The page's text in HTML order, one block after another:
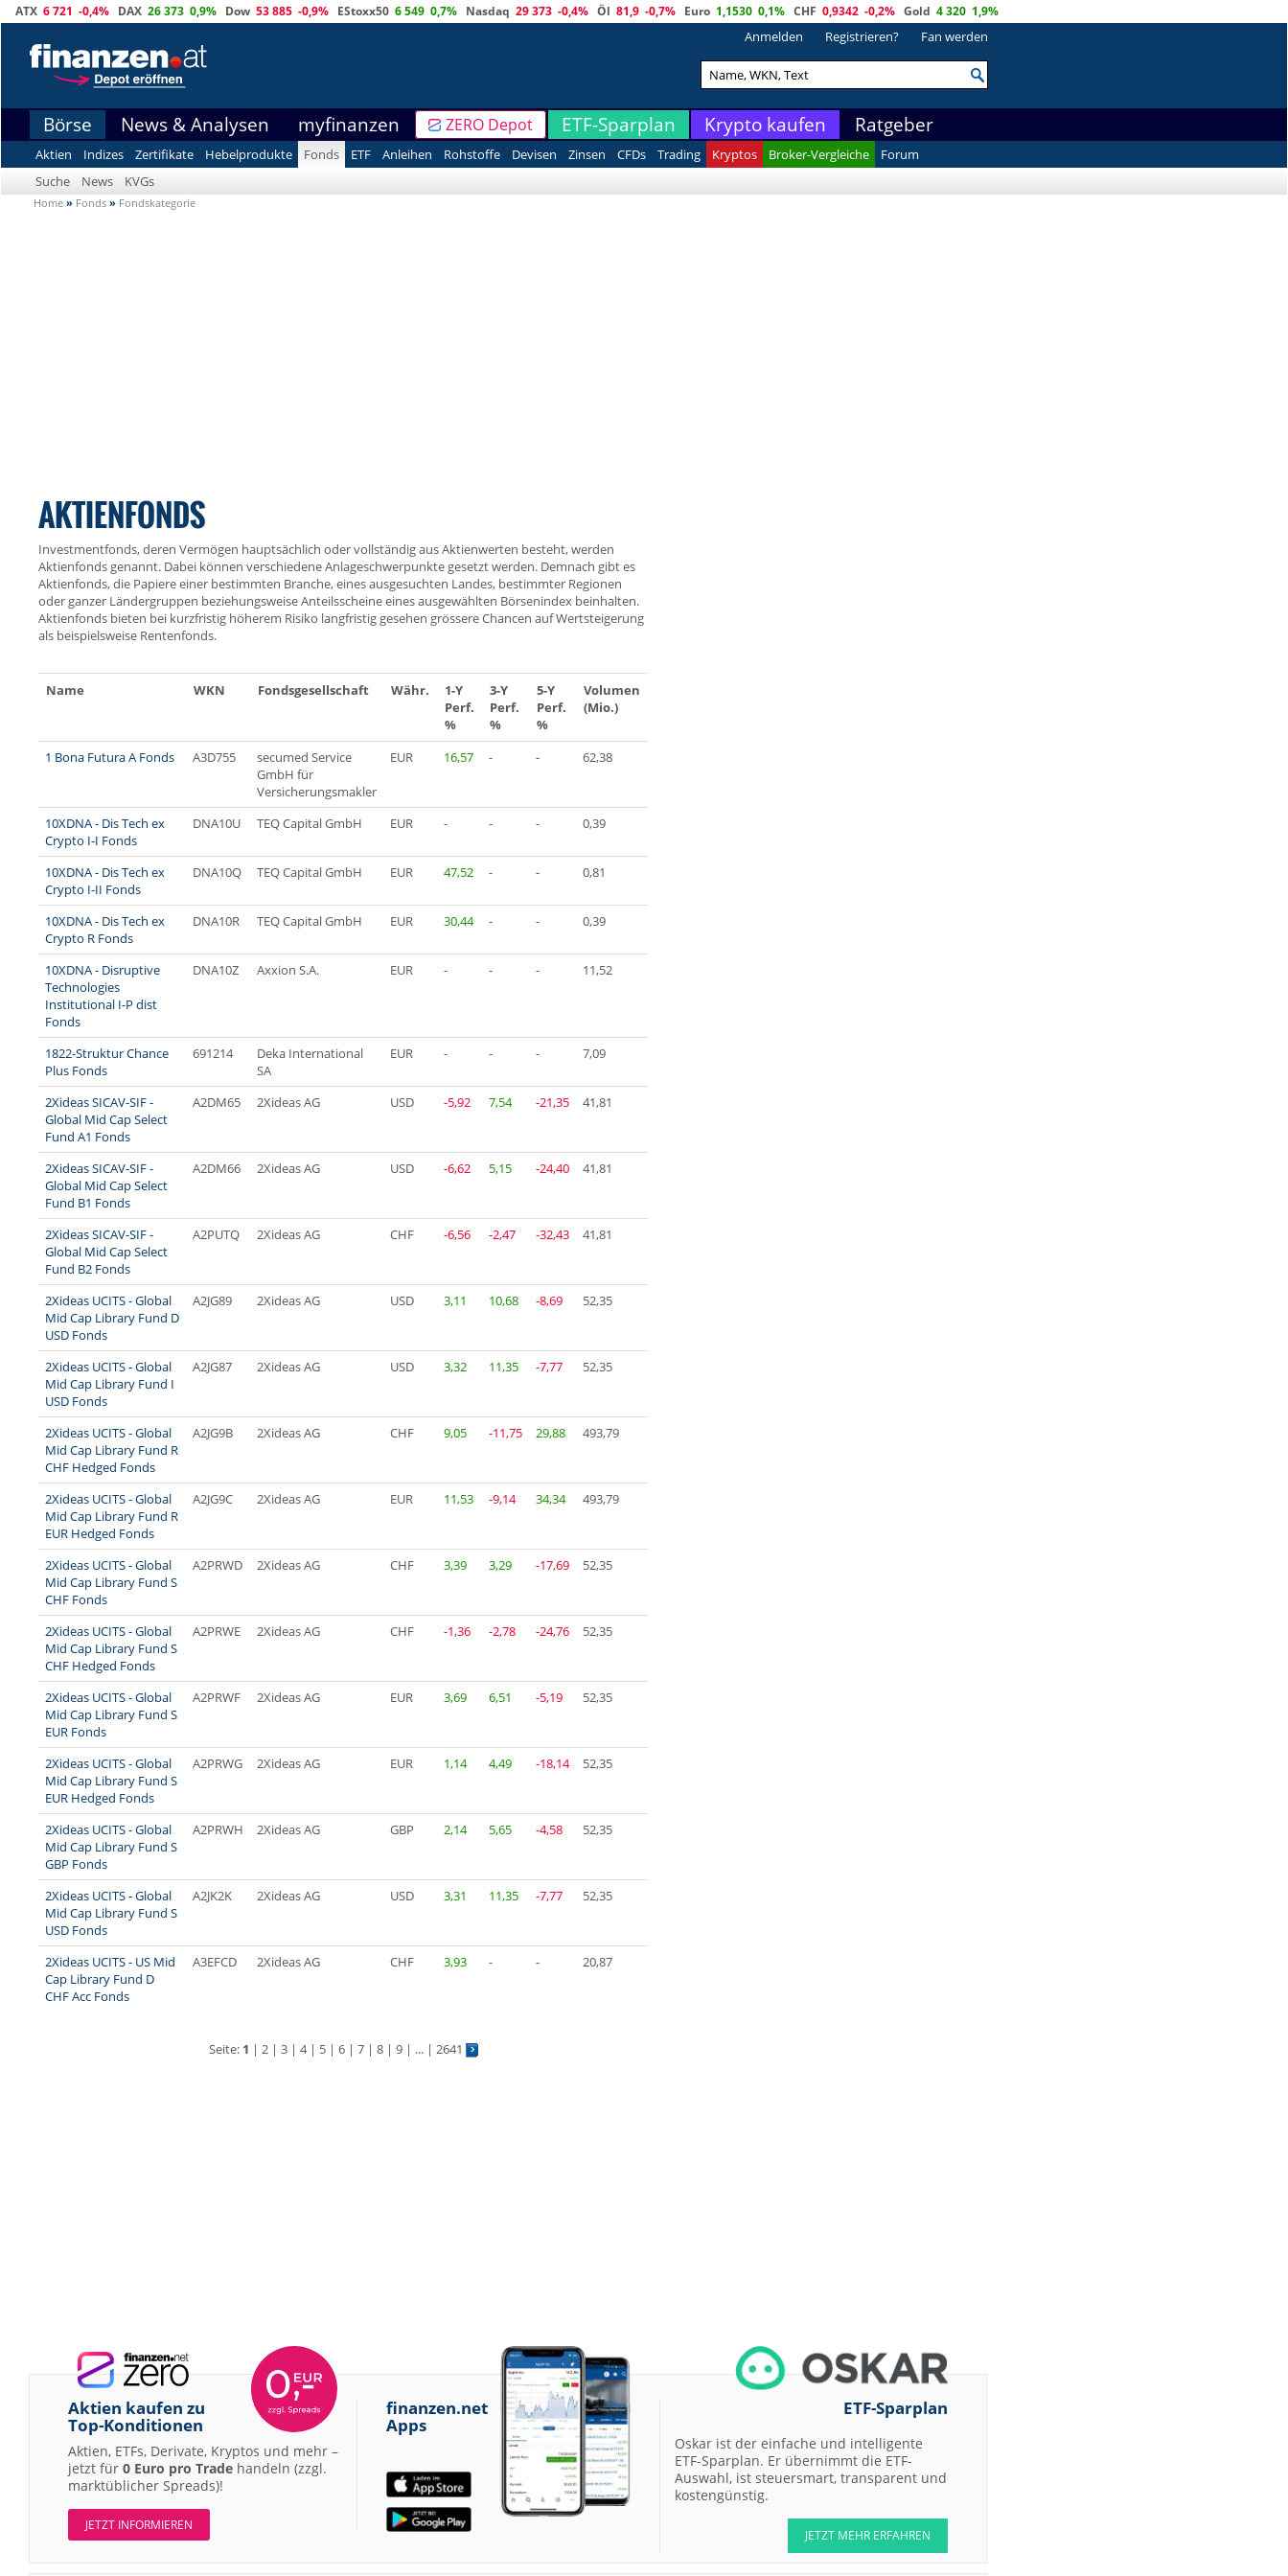
ATX 6 721 -0,4% DAX 26 373 0,9% Dow 53 885 -0,9% EStoxx50 6 549 0,7% Nasdaq 29 373 -0,4% Öl 81,9 -0,7% Euro 1,1530 0,1% CHF 0,9342 -0,2% Gold 4 320 1,9%
Anmelden Registrieren? Fan werden
Börse News & Analysen myfinanzen ZERO Depot ETF-Sparplan Krypto kaufen Ratgeber
Aktien Indizes Zertifikate Hebelprodukte Fonds ETF Anleihen Rohstoffe Devisen Zinsen CFDs Trading Kryptos Broker-Vergleiche
Forum
Suche
News KVGs
Home » Fonds » Fondskategorie
AKTIENFONDS
Investmentfonds, deren Vermögen hauptsächlich oder vollständig aus Aktienwerten besteht, werden
Aktienfonds genannt. Dabei können verschiedene Anlageschwerpunkte gesetzt werden. Demnach gibt es
Aktienfonds, die Papiere einer bestimmten Branche, eines ausgesuchten Landes, bestimmter Regionen
oder ganzer Ländergruppen beziehungsweise Anteilsscheine eines ausgewählten Börsenindex beinhalten.
Aktienfonds bieten bei kurzfristig höherem Risiko langfristig gesehen grössere Chancen auf Wertsteigerung
als beispielsweise Rentenfonds.
Name WKN Fondsgesellschaft Währ.
1-Y
Perf.
%
3-Y
Perf.
%
5-Y
Perf.
%
Volumen
(Mio.)
1 Bona Futura A Fonds A3D755
secumed Service
GmbH für
Versicherungsmakler
EUR 16,57 - - 62,38
10XDNA - Dis Tech ex
Crypto I-I Fonds
DNA10U TEQ Capital GmbH EUR - - - 0,39
10XDNA - Dis Tech ex
Crypto I-II Fonds
DNA10Q TEQ Capital GmbH EUR 47,52 - - 0,81
10XDNA - Dis Tech ex
Crypto R Fonds
DNA10R TEQ Capital GmbH EUR 30,44 - - 0,39
10XDNA - Disruptive
Technologies
Institutional I-P dist
Fonds
DNA10Z Axxion S.A. EUR - - - 11,52
1822-Struktur Chance
Plus Fonds
691214
Deka International
SA
EUR - - - 7,09
2Xideas SICAV-SIF -
Global Mid Cap Select
Fund A1 Fonds
A2DM65 2Xideas AG USD -5,92 7,54 -21,35 41,81
2Xideas SICAV-SIF -
Global Mid Cap Select
Fund B1 Fonds
A2DM66 2Xideas AG USD -6,62 5,15 -24,40 41,81
2Xideas SICAV-SIF -
Global Mid Cap Select
Fund B2 Fonds
A2PUTQ 2Xideas AG CHF -6,56 -2,47 -32,43 41,81
2Xideas UCITS - Global
Mid Cap Library Fund D
USD Fonds
A2JG89 2Xideas AG USD 3,11 10,68 -8,69 52,35
2Xideas UCITS - Global
Mid Cap Library Fund I
USD Fonds
A2JG87 2Xideas AG USD 3,32 11,35 -7,77 52,35
2Xideas UCITS - Global
Mid Cap Library Fund R
CHF Hedged Fonds
A2JG9B 2Xideas AG CHF 9,05 -11,75 29,88 493,79
2Xideas UCITS - Global
Mid Cap Library Fund R
EUR Hedged Fonds
A2JG9C 2Xideas AG EUR 11,53 -9,14 34,34 493,79
2Xideas UCITS - Global
Mid Cap Library Fund S
CHF Fonds
A2PRWD 2Xideas AG CHF 3,39 3,29 -17,69 52,35
2Xideas UCITS - Global
Mid Cap Library Fund S
CHF Hedged Fonds
A2PRWE 2Xideas AG CHF -1,36 -2,78 -24,76 52,35
2Xideas UCITS - Global
Mid Cap Library Fund S
EUR Fonds
A2PRWF 2Xideas AG EUR 3,69 6,51 -5,19 52,35
2Xideas UCITS - Global
Mid Cap Library Fund S
EUR Hedged Fonds
A2PRWG 2Xideas AG EUR 1,14 4,49 -18,14 52,35
2Xideas UCITS - Global
Mid Cap Library Fund S
GBP Fonds
A2PRWH 2Xideas AG GBP 2,14 5,65 -4,58 52,35
2Xideas UCITS - Global
Mid Cap Library Fund S
USD Fonds
A2JK2K 2Xideas AG USD 3,31 11,35 -7,77 52,35
2Xideas UCITS - US Mid
Cap Library Fund D
CHF Acc Fonds
A3EFCD 2Xideas AG CHF 3,93 - - 20,87
Seite: 1 | 2| 3| 4| 5| 6| 7| 8| 9| ... | 2641
Aktien kaufen zu
Top-Konditionen
Aktien, ETFs, Derivate, Kryptos und mehr –
jetzt für 0 Euro pro Trade handeln (zzgl.
marktüblicher Spreads)!
JETZT INFORMIEREN
finanzen.net
Apps
ETF-Sparplan
Oskar ist der einfache und intelligente
ETF-Sparplan. Er übernimmt die ETF-
Auswahl, ist steuersmart, transparent und
kostengünstig.
JETZT MEHR ERFAHREN